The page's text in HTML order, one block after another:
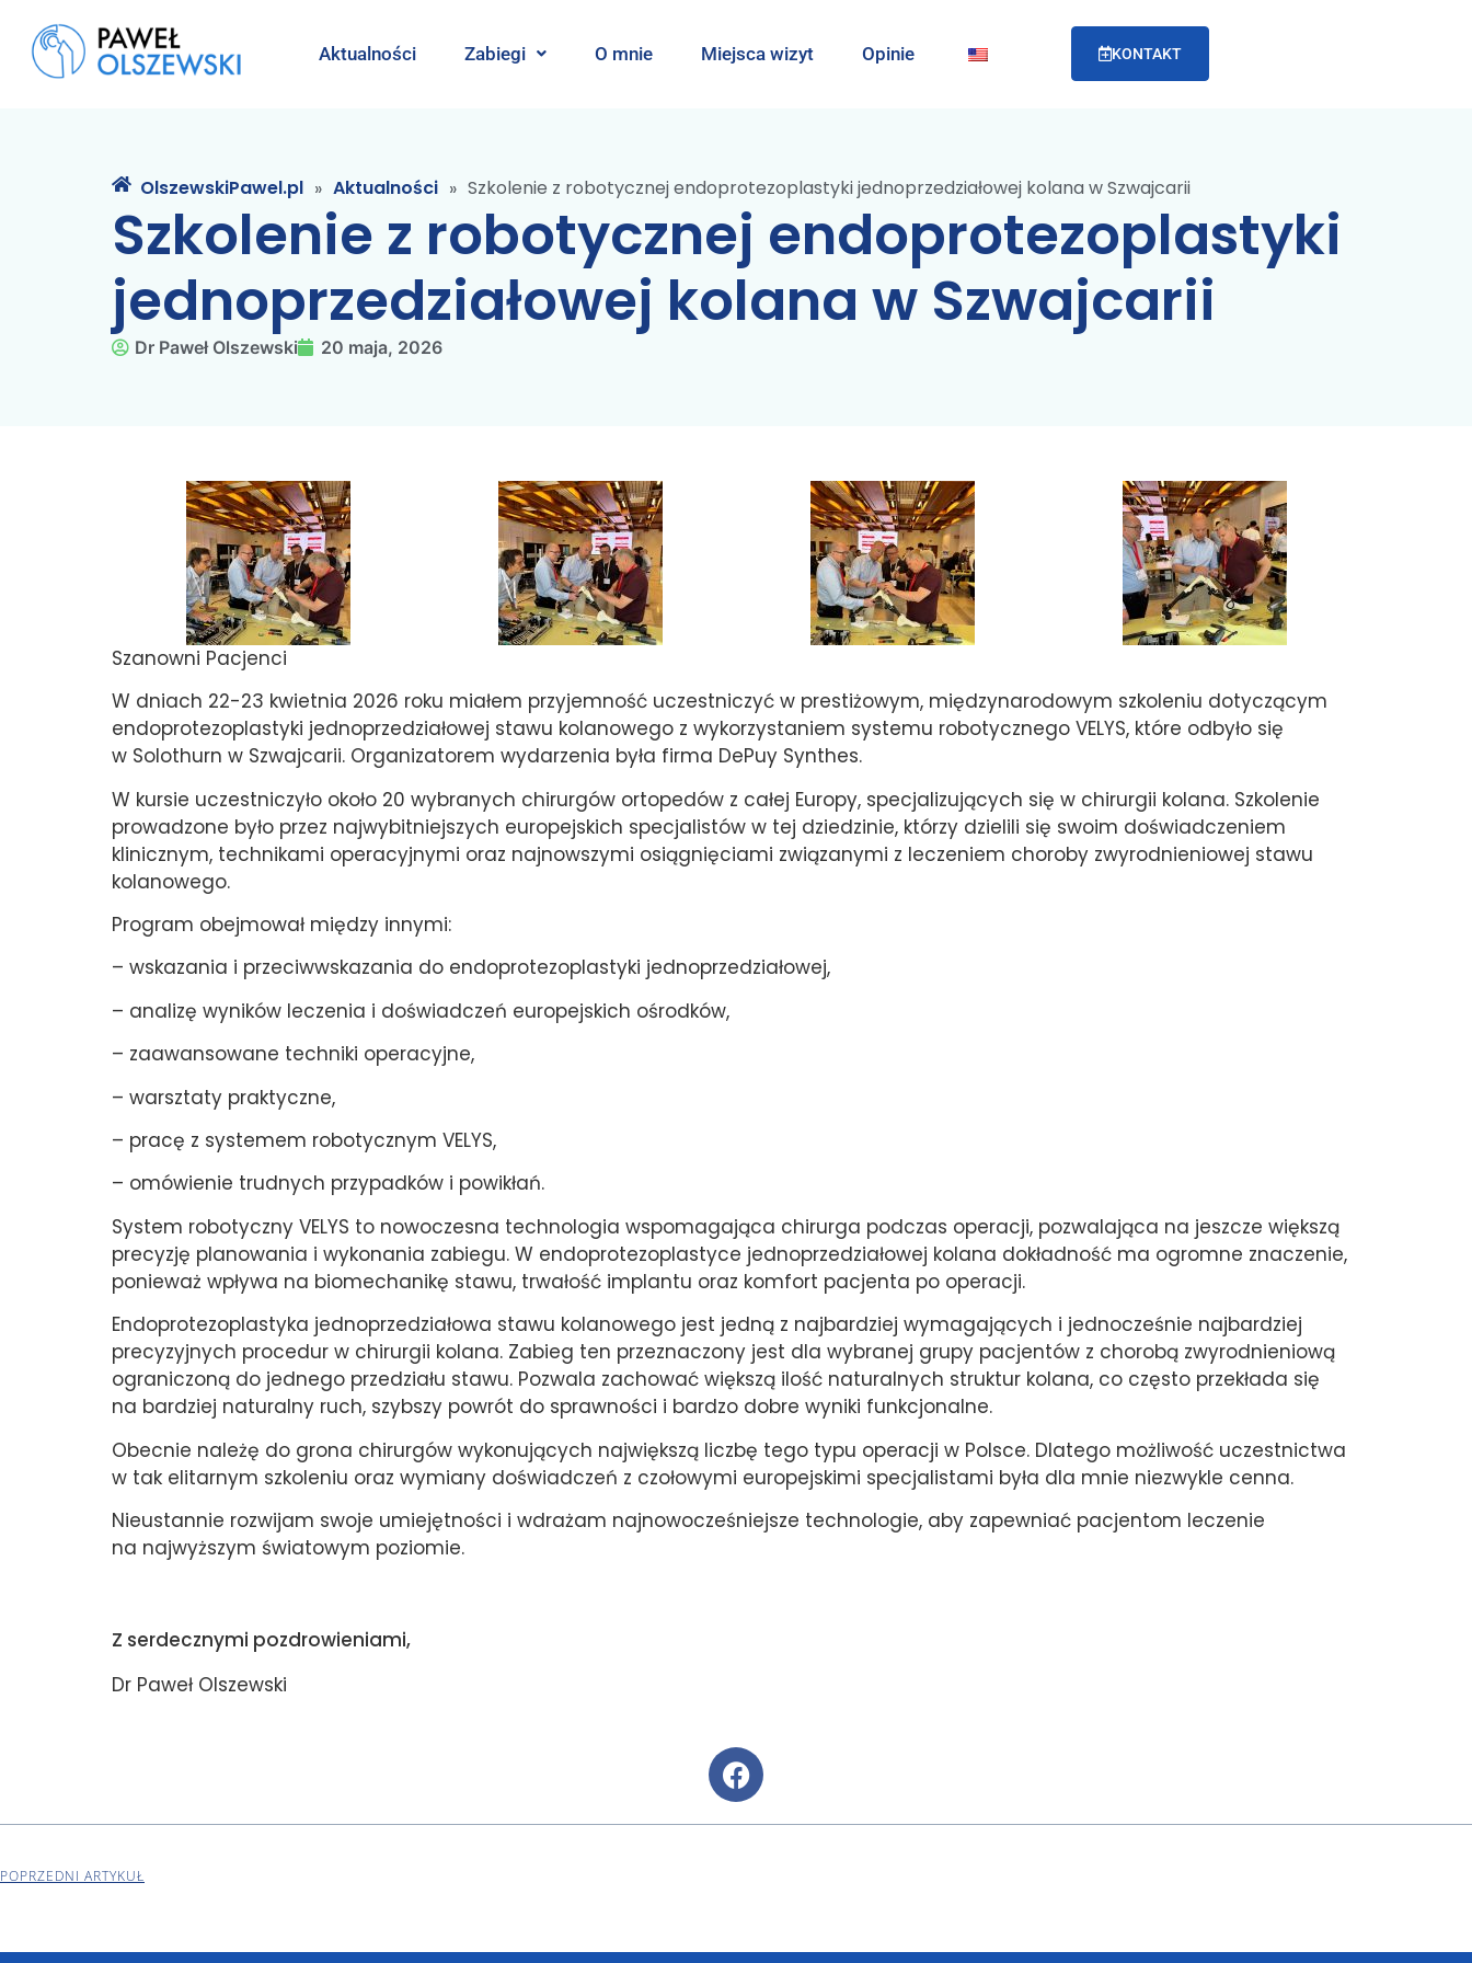
Aktualności Zabiegi O mnie Miejsca wizyt Opinie KONTAKT
OlszewskiPawel.pl » Aktualności » Szkolenie z robotycznej endoprotezoplastyki jednoprzedziałowej kolana w Szwajcarii
Szkolenie z robotycznej endoprotezoplastyki
jednoprzedziałowej kolana w Szwajcarii
Dr Paweł Olszewski 20 maja, 2026
Szanowni Pacjenci
W dniach 22-23 kwietnia 2026 roku miałem przyjemność uczestniczyć w prestiżowym, międzynarodowym szkoleniu dotyczącym
endoprotezoplastyki jednoprzedziałowej stawu kolanowego z wykorzystaniem systemu robotycznego VELYS, które odbyło się
w Solothurn w Szwajcarii. Organizatorem wydarzenia była firma DePuy Synthes.
W kursie uczestniczyło około 20 wybranych chirurgów ortopedów z całej Europy, specjalizujących się w chirurgii kolana. Szkolenie
prowadzone było przez najwybitniejszych europejskich specjalistów w tej dziedzinie, którzy dzielili się swoim doświadczeniem
klinicznym, technikami operacyjnymi oraz najnowszymi osiągnięciami związanymi z leczeniem choroby zwyrodnieniowej stawu
kolanowego.
Program obejmował między innymi:
– wskazania i przeciwwskazania do endoprotezoplastyki jednoprzedziałowej,
– analizę wyników leczenia i doświadczeń europejskich ośrodków,
– zaawansowane techniki operacyjne,
– warsztaty praktyczne,
– pracę z systemem robotycznym VELYS,
– omówienie trudnych przypadków i powikłań.
System robotyczny VELYS to nowoczesna technologia wspomagająca chirurga podczas operacji, pozwalająca na jeszcze większą
precyzję planowania i wykonania zabiegu. W endoprotezoplastyce jednoprzedziałowej kolana dokładność ma ogromne znaczenie,
ponieważ wpływa na biomechanikę stawu, trwałość implantu oraz komfort pacjenta po operacji.
Endoprotezoplastyka jednoprzedziałowa stawu kolanowego jest jedną z najbardziej wymagających i jednocześnie najbardziej
precyzyjnych procedur w chirurgii kolana. Zabieg ten przeznaczony jest dla wybranej grupy pacjentów z chorobą zwyrodnieniową
ograniczoną do jednego przedziału stawu. Pozwala zachować większą ilość naturalnych struktur kolana, co często przekłada się
na bardziej naturalny ruch, szybszy powrót do sprawności i bardzo dobre wyniki funkcjonalne.
Obecnie należę do grona chirurgów wykonujących największą liczbę tego typu operacji w Polsce. Dlatego możliwość uczestnictwa
w tak elitarnym szkoleniu oraz wymiany doświadczeń z czołowymi europejskimi specjalistami była dla mnie niezwykle cenna.
Nieustannie rozwijam swoje umiejętności i wdrażam najnowocześniejsze technologie, aby zapewniać pacjentom leczenie
na najwyższym światowym poziomie.
Z serdecznymi pozdrowieniami,
Dr Paweł Olszewski
POPRZEDNI ARTYKUŁ